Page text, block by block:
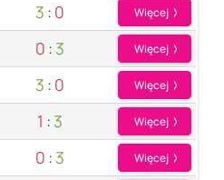
3 : 0 Więcej
0 : 3 Więcej
3 : 0 Więcej
1 : 3 Więcej
0 : 3 Więcej